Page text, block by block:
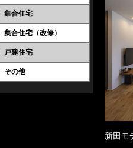
集合住宅
集合住宅（改修）
戸建住宅
その他
新田モ